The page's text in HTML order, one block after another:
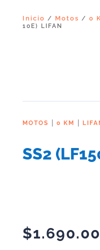
Inicio / Motos / 0
10E) LIFAN
MOTOS | 0 KM |
SS2
$